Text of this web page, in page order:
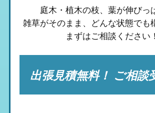
庭木・植木の枝、葉が伸びっ
雑草がそのまま、 どんな状態でも
まずはご相談ください！
出張見積無料！ ご相談